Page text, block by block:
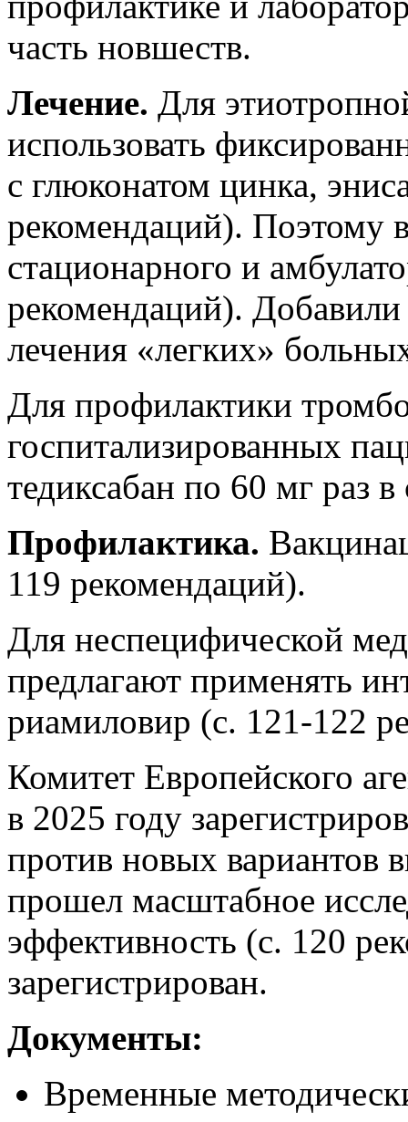
часть новшеств.
Лечение. Для
использовать
с глюконатом цинка,
рекомендаций). Поэтому
стационарного и
рекомендаций).
лечения «легких»
Для профилактики
госпитализированных
тедиксабан по 60 мг раз
Профилактика.
119 рекомендаций).
Для неспецифической
предлагают применять
риамиловир (с. 121-122
Комитет Европейского
в 2025 году
против новых вариантов
прошел масштабное
эффективность (с. 120
зарегистрирован.
Документы:
Временные